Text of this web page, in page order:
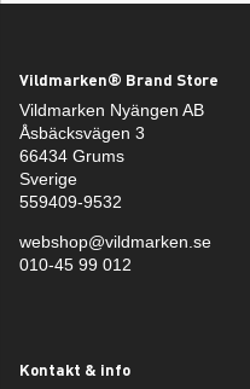
Vildmarken® Brand Store
Vildmarken Nyängen AB
Åsbäcksvägen 3
66434 Grums
Sverige
559409-9532
webshop@vildmarken.se
010-45 99 012
Kontakt & info